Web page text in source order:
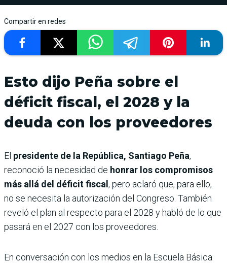
Compartir en redes
Esto dijo Peña sobre el
déficit fiscal, el 2028 y la
deuda con los proveedores
El presidente de la República, Santiago Peña,
reconoció la necesidad de honrar los compromisos
más allá del déficit fiscal, pero aclaró que, para ello,
no se necesita la autorización del Congreso. También
reveló el plan al respecto para el 2028 y habló de lo que
pasará en el 2027 con los proveedores.
En conversación con los medios en la Escuela Básica